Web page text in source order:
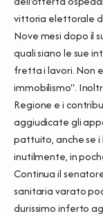
vittoria elettorale
Nove mesi dopo il
quali siano le sue
fretta i lavori. Non
immobilismo".
Regione e i
aggiudicate gli
pattuito, anche se
inutilmente, in
Continua il
sanitaria varato
durissimo inferto